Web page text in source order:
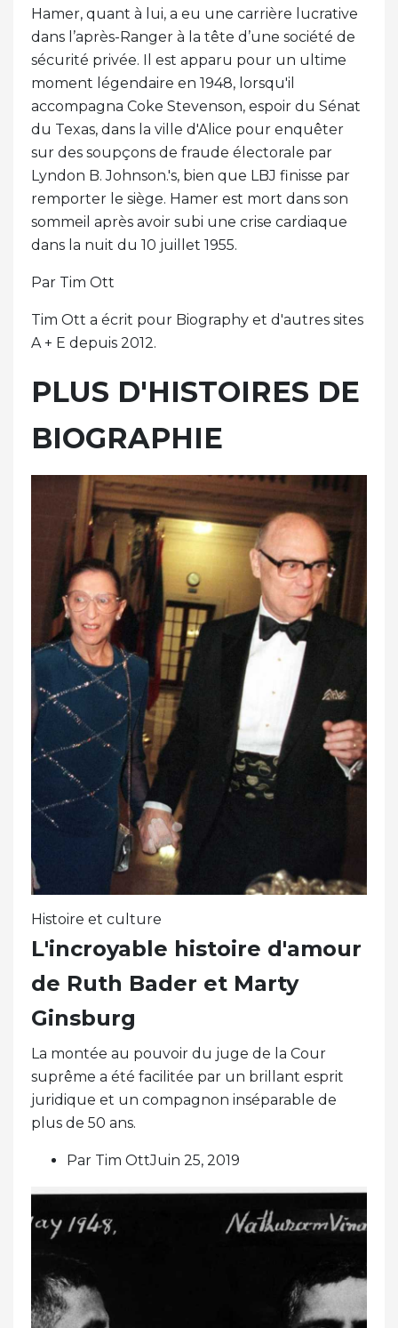
Hamer, quant à lui, a eu une carrière lucrative
dans l’après-Ranger à la tête d’une société de
sécurité privée. Il est apparu pour un ultime
moment légendaire en 1948, lorsqu'il
accompagna Coke Stevenson, espoir du Sénat
du Texas, dans la ville d'Alice pour enquêter
sur des soupçons de fraude électorale par
Lyndon B. Johnson.'s, bien que LBJ finisse par
remporter le siège. Hamer est mort dans son
sommeil après avoir subi une crise cardiaque
dans la nuit du 10 juillet 1955.
Par Tim Ott
Tim Ott a écrit pour Biography et d'autres sites
A + E depuis 2012.
PLUS D'HISTOIRES DE
BIOGRAPHIE
Histoire et culture
L'incroyable histoire d'amour
de Ruth Bader et Marty
Ginsburg
La montée au pouvoir du juge de la Cour
suprême a été facilitée par un brillant esprit
juridique et un compagnon inséparable de
plus de 50 ans.
Par Tim OttJuin 25, 2019